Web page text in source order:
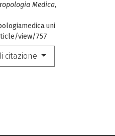
Medica,
view/757
citazione